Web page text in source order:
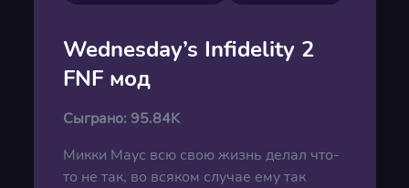
Wednesday’s Infidelity 2
FNF мод
Сыграно: 95.84K
Микки Маус всю свою жизнь делал что-
то не так, во всяком случае ему так